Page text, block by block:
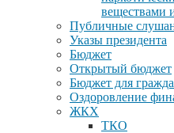
веществами
Публичные
Указы президента
Бюджет
Открытый бюджет
Бюджет для
Оздоровление
ЖКХ
ТКО